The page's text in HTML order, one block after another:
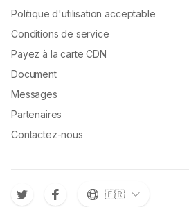
Politique d'utilisation acceptable
Conditions de service
Payez à la carte CDN
Document
Messages
Partenaires
Contactez-nous
🇫🇷